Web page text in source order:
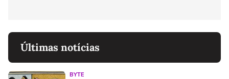
Últimas notícias
BYTE